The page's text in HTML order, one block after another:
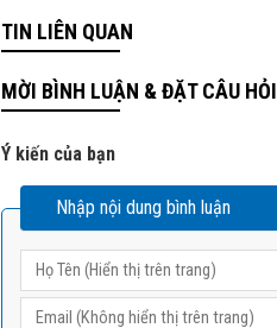
TIN LIÊN QUAN
MỜI BÌNH LUẬN & ĐẶT CÂU HỎI
Ý kiến của bạn
Nhập nội dung bình luận